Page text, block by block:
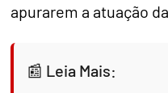
apurarem a atuação
Leia Mais: